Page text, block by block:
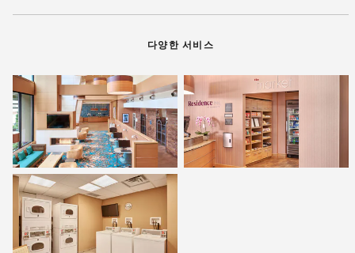
다양한 서비스